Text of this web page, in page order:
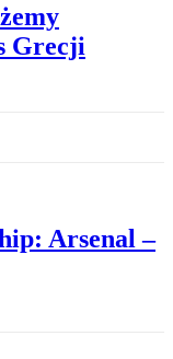
Grecji
Arsenal –